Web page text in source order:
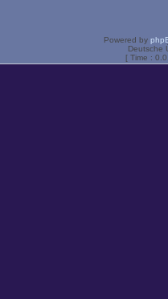
Powered by
Deutsche
[ Time :